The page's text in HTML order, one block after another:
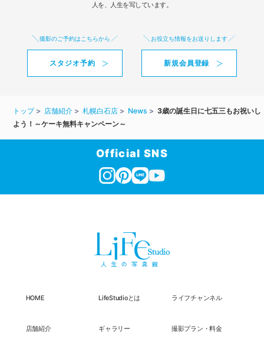
人を、人生を写しています。
撮影のご予約はこちらから
スタジオ予約
お役立ち情報をお送りします
新規会員登録
トップ 店舗紹介 札幌白石店 News
3歳の誕生日に七五三もお祝いし
よう！～ケーキ無料キャンペーン～
Official SNS
HOME LifeStudioとは ライフチャンネル
店舗紹介 ギャラリー 撮影プラン・料金